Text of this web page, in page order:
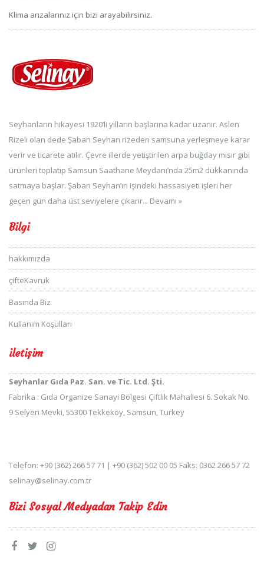
Klima arızalarınız için bizi arayabilirsiniz.
Seyhanların hikayesi 1920’li yılların başlarına kadar uzanır. Aslen
Rizeli olan dede Şaban Seyhan rizeden samsuna yerleşmeye karar
verir ve ticarete atılır. Çevre illerde yetiştirilen arpa buğday mısır gibi
ürünleri toplatıp Samsun Saathane Meydanı’nda 25m2 dükkanında
satmaya başlar. Şaban Seyhan’ın işindeki hassasiyeti işleri her
geçen gün daha üst seviyelere çıkarır... Devamı »
Bilgi
hakkımızda
çifteKavruk
Basında Biz
Kullanım Koşulları
iletişim
Seyhanlar Gıda Paz. San. ve Tic. Ltd. Şti.
Fabrika : Gıda Organize Sanayi Bölgesi Çiftlik Mahallesi 6. Sokak No.
9 Selyeri Mevki, 55300 Tekkeköy, Samsun, Turkey
Telefon: +90 (362) 266 57 71 | +90 (362) 502 00 05 Faks: 0362 266 57 72
selinay@selinay.com.tr
Bizi Sosyal Medyadan Takip Edin